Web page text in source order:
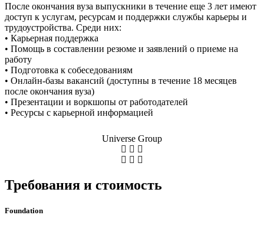
После окончания вуза выпускники в течение еще 3 лет имеют
доступ к услугам, ресурсам и поддержки службы карьеры и
трудоустройства. Среди них:
• Карьерная поддержка
• Помощь в составлении резюме и заявлений о приеме на
работу
• Подготовка к собеседованиям
• Онлайн-базы вакансий (доступны в течение 18 месяцев
после окончания вуза)
• Презентации и воркшопы от работодателей
• Ресурсы с карьерной информацией
Universe Group
Требования и стоимость
Foundation